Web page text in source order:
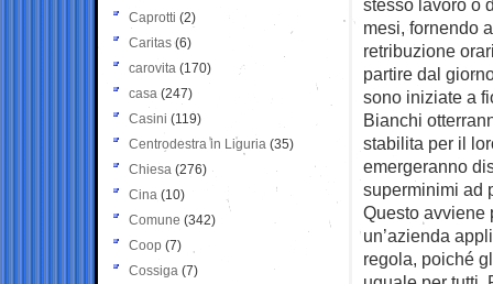
stesso lavoro o
mesi, fornendo
retribuzione
partire dal
sono iniziate a
Bianchi
stabilita per il
emergeranno
superminimi ad
Questo avviene
un’azienda
regola, poiché
Caprotti (2)
Caritas (6)
carovita (170)
casa (247)
Casini (119)
Centrodestra in Liguria (35)
Chiesa (276)
Cina (10)
Comune (342)
Coop (7)
Cossiga (7)